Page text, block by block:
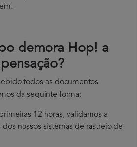
demora Hop! a
todos os documentos
da seguinte forma:
12 horas, validamos a
dos nossos sistemas de rastreio de